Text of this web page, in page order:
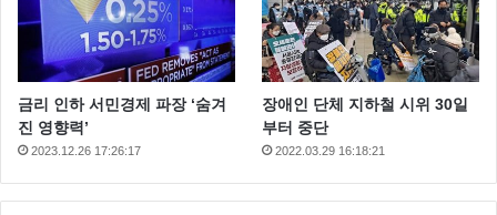
금리 인하 서민경제 파장 ‘숨겨
진 영향력’
2023.12.26 17:26:17
장애인 단체 지하철 시위 30일
부터 중단
2022.03.29 16:18:21